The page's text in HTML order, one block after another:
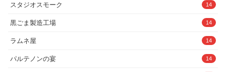
スタジオスモーク 14
黒ごま製造工場 14
ラムネ屋 14
パルテノンの宴 14